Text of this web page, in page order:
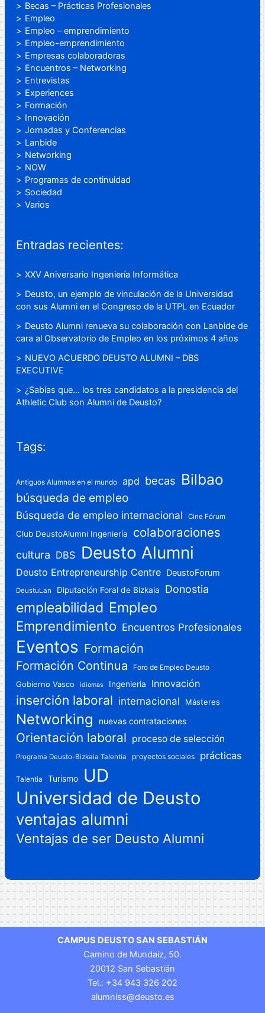
Becas – Prácticas Profesionales
Empleo
Empleo – emprendimiento
Empleo-emprendimiento
Empresas colaboradoras
Encuentros – Networking
Entrevistas
Experiences
Formación
Innovación
Jornadas y Conferencias
Lanbide
Networking
NOW
Programas de continuidad
Sociedad
Varios
Entradas recientes:
XXV Aniversario Ingeniería Informática
Deusto, un ejemplo de vinculación de la Universidad
con sus Alumni en el Congreso de la UTPL en Ecuador
Deusto Alumni renueva su colaboración con Lanbide de
cara al Observatorio de Empleo en los próximos 4 años
NUEVO ACUERDO DEUSTO ALUMNI – DBS
EXECUTIVE
¿Sabías que… los tres candidatos a la presidencia del
Athletic Club son Alumni de Deusto?
Tags:
Antiguos Alumnos en el mundo apd becas Bilbao
búsqueda de empleo
Búsqueda de empleo internacional Cine Fórum
Club DeustoAlumni Ingeniería colaboraciones
cultura DBS Deusto Alumni
Deusto Entrepreneurship Centre DeustoForum
DeustuLan Diputación Foral de Bizkaia Donostia
empleabilidad Empleo
Emprendimiento Encuentros Profesionales
Eventos Formación
Formación Continua Foro de Empleo Deusto
Gobierno Vasco idiomas Ingenieria Innovación
inserción laboral internacional Másteres
Networking nuevas contrataciones
Orientación laboral proceso de selección
Programa Deusto-Bizkaia Talentia proyectos sociales prácticas
Talentia Turismo
UD
Universidad de Deusto
ventajas alumni
Ventajas de ser Deusto Alumni
CAMPUS DEUSTO SAN SEBASTIÁN
Camino de Mundaiz, 50.
20012 San Sebastián
Tel.: +34 943 326 202
alumniss@deusto.es